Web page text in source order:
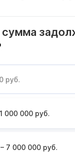
руб.
000 000 руб.
7 000 000 руб.